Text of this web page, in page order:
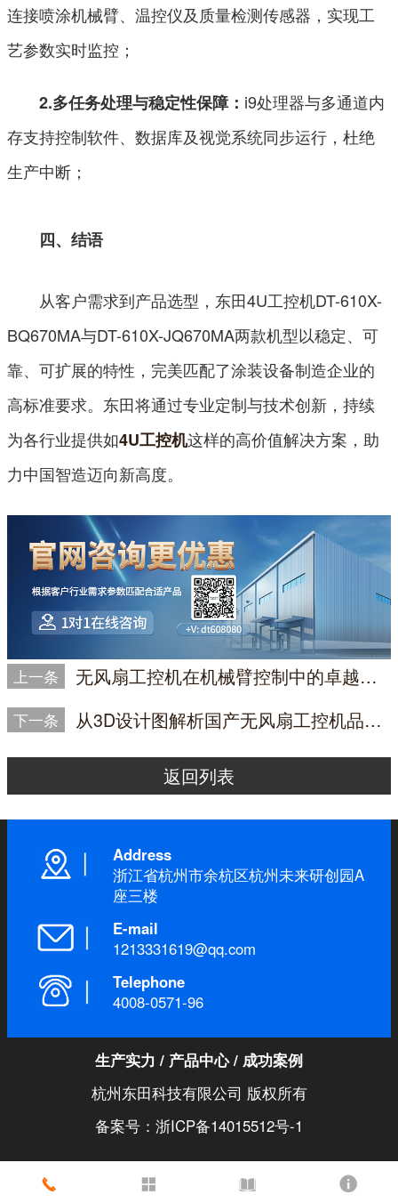
连接喷涂机械臂、温控仪及质量检测传感器，实现工
艺参数实时监控；
2.多任务处理与稳定性保障： i9处理器与多通道内
存支持控制软件、数据库及视觉系统同步运行，杜绝
生产中断；
四、结语
从客户需求到产品选型，东田4U工控机DT-610X-
BQ670MA与DT-610X-JQ670MA两款机型以稳定、可
靠、可扩展的特性，完美匹配了涂装设备制造企业的
高标准要求。东田将通过专业定制与技术创新，持续
为各行业提供如4U工控机这样的高价值解决方案，助
力中国智造迈向新高度。
上一条 无风扇工控机在机械臂控制中的卓越表现|DTB-3292-H610
下一条 从3D设计图解析国产无风扇工控机品牌实力
返回列表
Address
浙江省杭州市余杭区杭州未来研创园A
座三楼
E-mail
1213331619@qq.com
Telephone
4008-0571-96
生产实力 / 产品中心/ 成功案例
杭州东田科技有限公司 版权所有
备案号：浙ICP备14015512号-1